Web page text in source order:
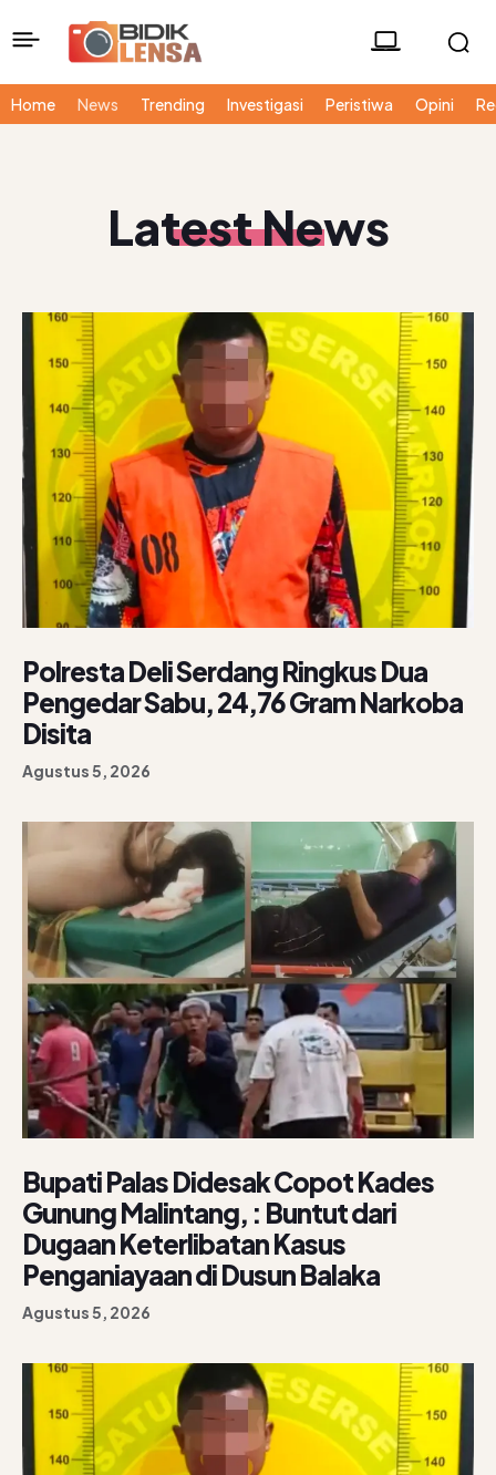
Home News Trending Investigasi Peristiwa Opini
Latest News
Polresta Deli Serdang Ringkus Dua
Pengedar Sabu, 24,76 Gram Narkoba
Disita
Agustus 5, 2026
Bupati Palas Didesak Copot Kades
Gunung Malintang, : Buntut dari
Dugaan Keterlibatan Kasus
Penganiayaan di Dusun Balaka
Agustus 5, 2026